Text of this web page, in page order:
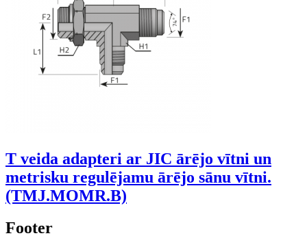
T veida adapteri ar JIC ārējo vītni un
metrisku regulējamu ārējo sānu vītni.
(TMJ.MOMR.B)
Footer